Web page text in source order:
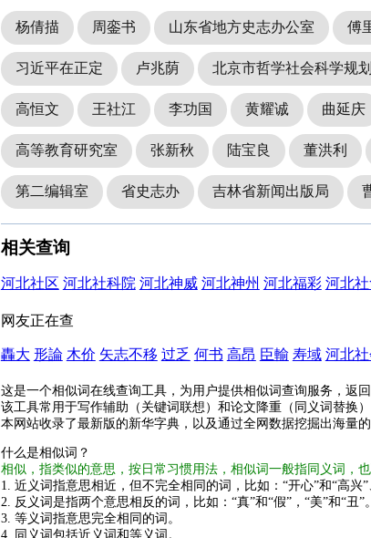
杨倩描 周銮书 山东省地方史志办公室 傅
习近平在正定 卢兆荫 北京市哲学社会科学规
高恒文 王社江 李功国 黄耀诚 曲延庆
高等教育研究室 张新秋 陆宝良 董洪利
第二编辑室 省史志办 吉林省新闻出版局
相关查询
河北社区 河北社科院 河北神威 河北神州 河北福彩 河北
网友正在查
轟大 形論 木价 矢志不移 过乏 何书 高昂 臣輸 寿域 河北
这是一个相似词在线查询工具，为用户提供相似词查询服务，返
该工具常用于写作辅助（关键词联想）和论文降重（同义词替换）
本网站收录了最新版的新华字典，以及通过全网数据挖掘出海量
什么是相似词？
相似，指类似的意思，按日常习惯用法，相似词一般指同义词，
1. 近义词指意思相近，但不完全相同的词，比如：“开心”和“高兴”
2. 反义词是指两个意思相反的词，比如：“真”和“假”，“美”和“丑”。
3. 等义词指意思完全相同的词。
4. 同义词包括近义词和等义词。